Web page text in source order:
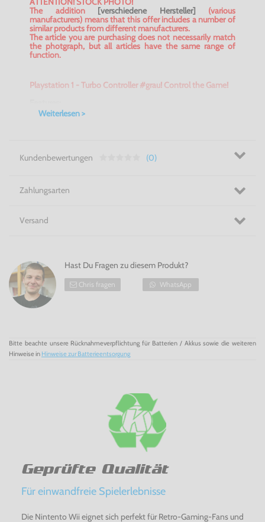
The addition [verschiedene Hersteller] (various
manufacturers) means that this offer includes a number of
similar products from different manufacturers.
The article you are purchasing does not necessarily match
the photgraph, but all articles have the same range of
function.
Playstation 1 - Turbo Controller #grau! Control the Game!
gebrauchtware im Top Zustand
Bedienelementen
Für den ultimativen Spielspaß!
Originale sind zwar schön anzusehen, übersteigen aber
ultimativen Spielspaß ohne für eine Marke zu bezahlen.
Weiterlesen >
Kundenbewertungen (0)
Zahlungsarten
Versand
Hast Du Fragen zu diesem Produkt?
Chris fragen WhatsApp
Bitte beachte unsere Rücknahmeverpflichtung für Batterien / Akkus sowie die weiteren
Hinweise in Hinweise zur Batterieentsorgung
Geprüfte Qualität
Für einwandfreie Spielerlebnisse
Die Nintento Wii eignet sich perfekt für Retro-Gaming-Fans und